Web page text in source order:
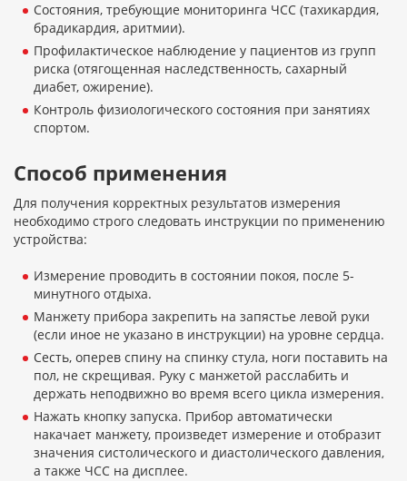
Состояния, требующие мониторинга ЧСС (тахикардия,
брадикардия, аритмии).
Профилактическое наблюдение у пациентов из групп
риска (отягощенная наследственность, сахарный
диабет, ожирение).
Контроль физиологического состояния при занятиях
спортом.
Способ применения
Для получения корректных результатов измерения
необходимо строго следовать инструкции по применению
устройства:
Измерение проводить в состоянии покоя, после 5-
минутного отдыха.
Манжету прибора закрепить на запястье левой руки
(если иное не указано в инструкции) на уровне сердца.
Сесть, оперев спину на спинку стула, ноги поставить на
пол, не скрещивая. Руку с манжетой расслабить и
держать неподвижно во время всего цикла измерения.
Нажать кнопку запуска. Прибор автоматически
накачает манжету, произведет измерение и отобразит
значения систолического и диастолического давления,
а также ЧСС на дисплее.